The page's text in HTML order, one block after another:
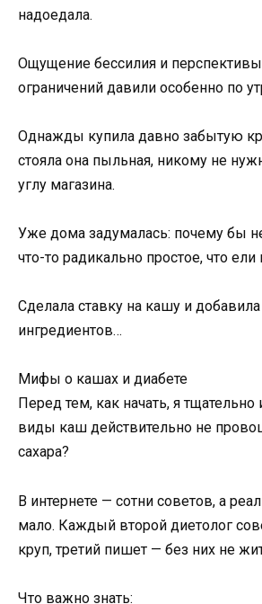
надоедала.
Ощущение бессилия и
ограничений давили особенно по
Однажды купила давно забытую
стояла она пыльная, никому не
углу магазина.
Уже дома задумалась: почему бы
что-то радикально простое, что
Сделала ставку на кашу и
ингредиентов…
Мифы о кашах и диабете
Перед тем, как начать, я тщательно
виды каш действительно не
сахара?
В интернете — сотни советов, а
мало. Каждый второй диетолог
круп, третий пишет — без них не
Что важно знать: